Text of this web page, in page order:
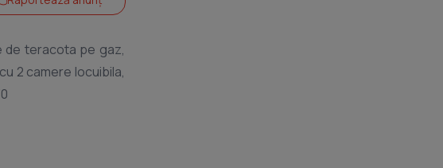
de teracota pe gaz,
2 camere locuibila,